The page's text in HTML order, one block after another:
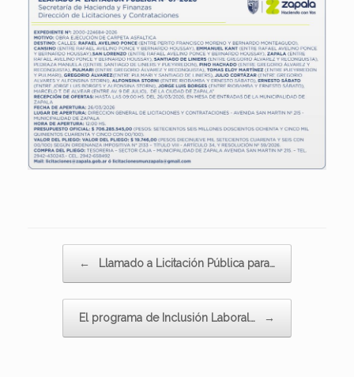
← Llamado a Licitación Pública para…
El programa de Inclusión Laboral… →